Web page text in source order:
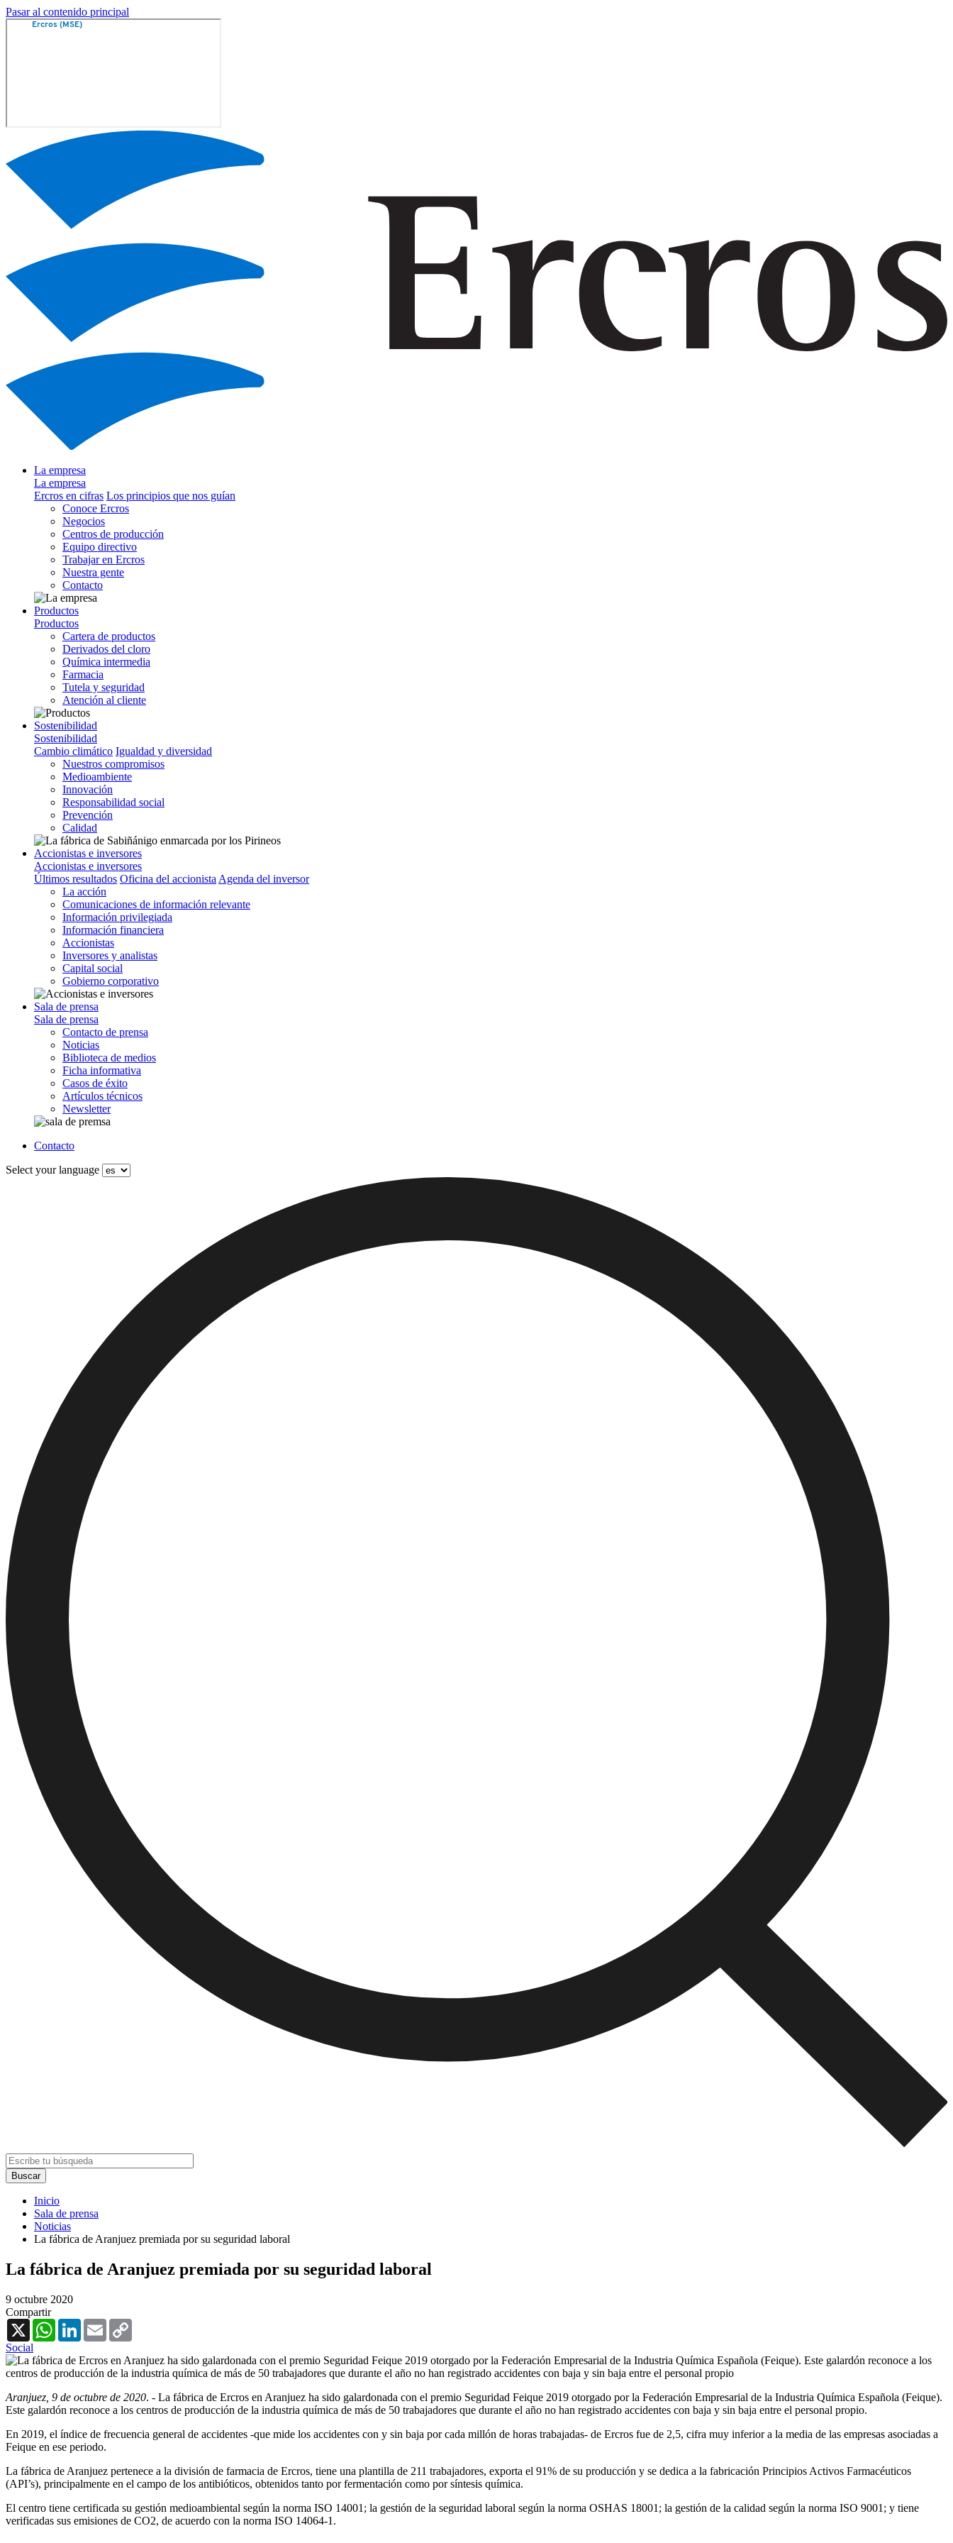
Pasar al contenido principal
La empresa
La empresa
Ercros en cifras Los principios que nos guían
Conoce Ercros
Negocios
Centros de producción
Equipo directivo
Trabajar en Ercros
Nuestra gente
Contacto
Productos
Productos
Cartera de productos
Derivados del cloro
Química intermedia
Farmacia
Tutela y seguridad
Atención al cliente
Sostenibilidad
Sostenibilidad
Cambio climático Igualdad y diversidad
Nuestros compromisos
Medioambiente
Innovación
Responsabilidad social
Prevención
Calidad
Accionistas e inversores
Accionistas e inversores
Últimos resultados Oficina del accionista Agenda del inversor
La acción
Comunicaciones de información relevante
Información privilegiada
Información financiera
Accionistas
Inversores y analistas
Capital social
Gobierno corporativo
Sala de prensa
Sala de prensa
Contacto de prensa
Noticias
Biblioteca de medios
Ficha informativa
Casos de éxito
Artículos técnicos
Newsletter
Contacto
Select your language
Inicio
Sala de prensa
Noticias
La fábrica de Aranjuez premiada por su seguridad laboral
La fábrica de Aranjuez premiada por su seguridad laboral
9 octubre 2020
Compartir
X
WhatsAppLinkedInEmail
Social
Aranjuez, 9 de octubre de 2020. - La fábrica de Ercros en Aranjuez ha sido galardonada con el premio Seguridad Feique 2019 otorgado por la Federación Empresarial de la Industria Química Española (Feique).
Este galardón reconoce a los centros de producción de la industria química de más de 50 trabajadores que durante el año no han registrado accidentes con baja y sin baja entre el personal propio.
En 2019, el índice de frecuencia general de accidentes -que mide los accidentes con y sin baja por cada millón de horas trabajadas- de Ercros fue de 2,5, cifra muy inferior a la media de las empresas asociadas a
Feique en ese periodo.
La fábrica de Aranjuez pertenece a la división de farmacia de Ercros, tiene una plantilla de 211 trabajadores, exporta el 91% de su producción y se dedica a la fabricación Principios Activos Farmacéuticos
(API’s), principalmente en el campo de los antibióticos, obtenidos tanto por fermentación como por síntesis química.
El centro tiene certificada su gestión medioambiental según la norma ISO 14001; la gestión de la seguridad laboral según la norma OSHAS 18001; la gestión de la calidad según la norma ISO 9001; y tiene
verificadas sus emisiones de CO2, de acuerdo con la norma ISO 14064-1.